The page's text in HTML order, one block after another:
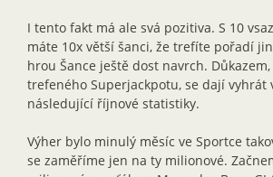
I tento fakt má ale svá pozitiva. S 10
máte 10x větší šanci, že trefíte pořadí
hrou Šance ještě dost navrch.
trefeného Superjackpotu, se dají vyhrát
následující říjnové statistiky.
Výher bylo minulý měsíc ve Sportce
se zaměříme jen na ty milionové.